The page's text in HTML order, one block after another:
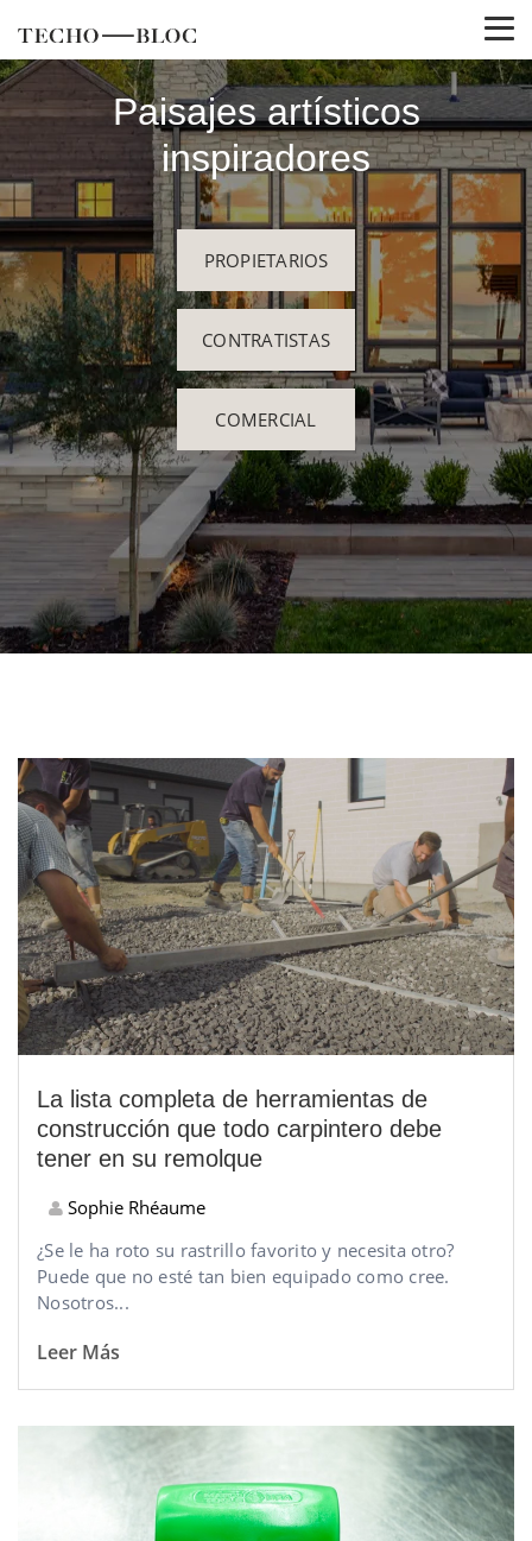
Paisajes artísticos
inspiradores
PROPIETARIOS
CONTRATISTAS
COMERCIAL
La lista completa de herramientas de
construcción que todo carpintero debe
tener en su remolque
Sophie Rhéaume
¿Se le ha roto su rastrillo favorito y necesita otro?
Puede que no esté tan bien equipado como cree.
Nosotros...
Leer Más